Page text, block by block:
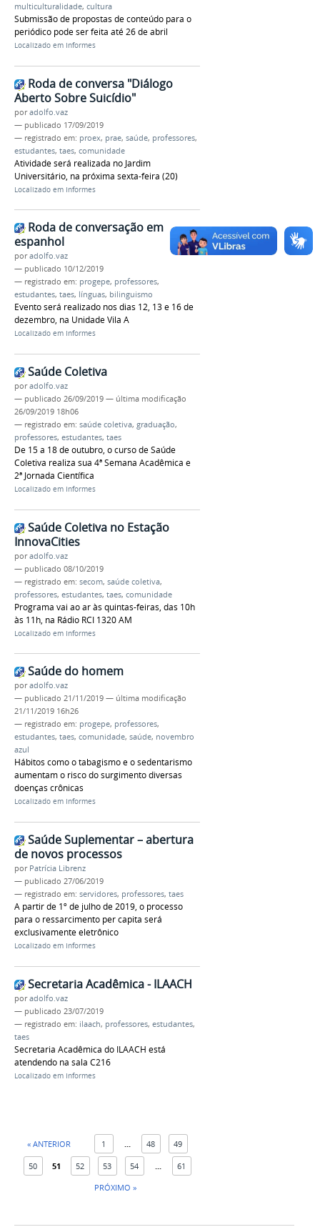
multiculturalidade, cultura
Submissão de propostas de conteúdo para o
periódico pode ser feita até 26 de abril
Localizado em Informes
Roda de conversa "Diálogo
Aberto Sobre Suicídio"
poradolfo.vaz
— publicado 17/09/2019
— registrado em: proex, prae, saúde, professores,
estudantes, taes, comunidade
Atividade será realizada no Jardim
Universitário, na próxima sexta-feira (20)
Localizado em Informes
Roda de conversação em
espanhol
poradolfo.vaz
— publicado 10/12/2019
— registrado em: progepe, professores,
estudantes, taes, línguas, bilinguismo
Evento será realizado nos dias 12, 13 e 16 de
dezembro, na Unidade Vila A
Localizado em Informes
Saúde Coletiva
poradolfo.vaz
— publicado 26/09/2019 — última modificação
26/09/2019 18h06
— registrado em: saúde coletiva, graduação,
professores, estudantes, taes
De 15 a 18 de outubro, o curso de Saúde
Coletiva realiza sua 4ª Semana Acadêmica e
2ª Jornada Científica
Localizado em Informes
Saúde Coletiva no Estação
InnovaCities
poradolfo.vaz
— publicado 08/10/2019
— registrado em: secom, saúde coletiva,
professores, estudantes, taes, comunidade
Programa vai ao ar às quintas-feiras, das 10h
às 11h, na Rádio RCI 1320 AM
Localizado em Informes
Saúde do homem
poradolfo.vaz
— publicado 21/11/2019 — última modificação
21/11/2019 16h26
— registrado em: progepe, professores,
estudantes, taes, comunidade, saúde, novembro
azul
Hábitos como o tabagismo e o sedentarismo
aumentam o risco do surgimento diversas
doenças crônicas
Localizado em Informes
Saúde Suplementar – abertura
de novos processos
por Patrícia Librenz
— publicado 27/06/2019
— registrado em: servidores, professores, taes
A partir de 1º de julho de 2019, o processo
para o ressarcimento per capita será
exclusivamente eletrônico
Localizado em Informes
Secretaria Acadêmica - ILAACH
poradolfo.vaz
— publicado 23/07/2019
— registrado em: ilaach, professores, estudantes,
taes
Secretaria Acadêmica do ILAACH está
atendendo na sala C216
Localizado em Informes
« ANTERIOR 1 48 49
50 51 52 53 54
61
PRÓXIMO »